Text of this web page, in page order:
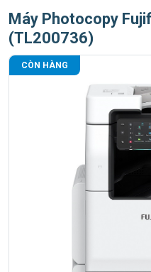
Máy Photocopy
(TL200736)
CÒN HÀNG